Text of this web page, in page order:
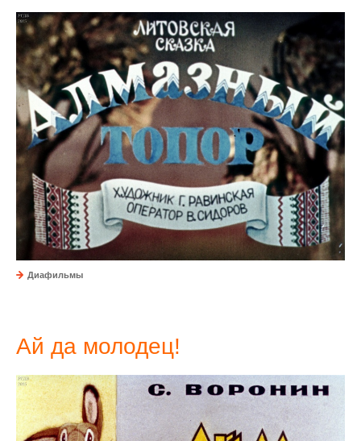
Диафильмы
Ай да молодец!